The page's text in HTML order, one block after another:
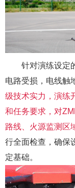
针对演练设定
电路受损，电线触
级技术实力 ， 演练
和任务要求，对ZM
路线、火源监测区
行全面检查，确保
定基础。